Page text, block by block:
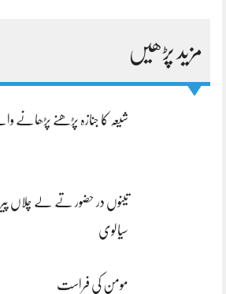
مزید پڑھیں
شیعہ کا جنازہ پڑھنے پڑھانے
تینوں در حضور تے لے چلاں پیر
سیالوی
مومن کی فراست